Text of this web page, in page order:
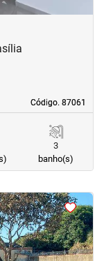
Código. 87061
Código. 87061
3
banho(s)